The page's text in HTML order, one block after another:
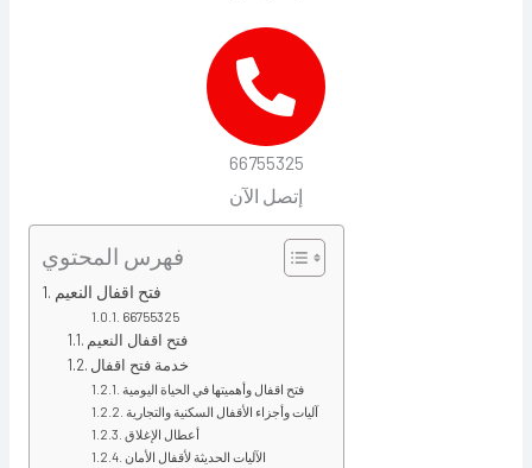
66755325
إتصل الآن
فهرس المحتوي
فتح اقفال النعيم
66755325
فتح اقفال النعيم
خدمة فتح اقفال
فتح اقفال وأهميتها في الحياة اليومية
آليات وأجزاء الأقفال السكنية والتجارية
أعطال الإغلاق
الآليات الحديثة لأقفال الأمان